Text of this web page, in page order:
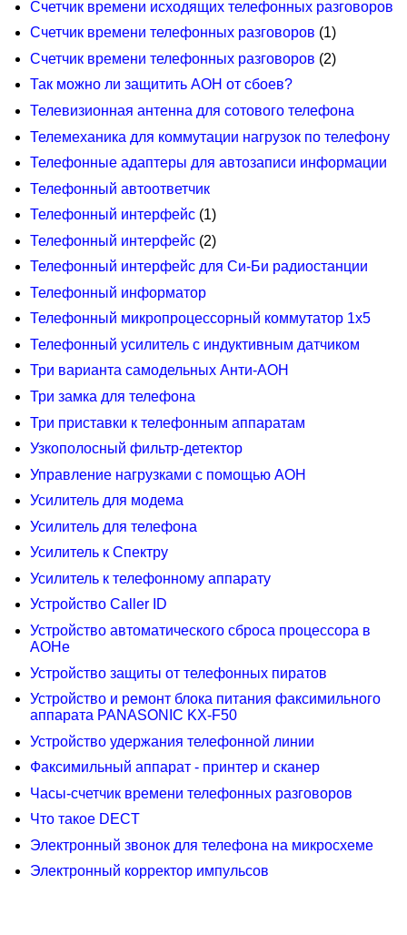
Счетчик времени исходящих телефонных разговоров
Счетчик времени телефонных разговоров (1)
Счетчик времени телефонных разговоров (2)
Так можно ли защитить АОН от сбоев?
Телевизионная антенна для сотового телефона
Телемеханика для коммутации нагрузок по телефону
Телефонные адаптеры для автозаписи информации
Телефонный автоответчик
Телефонный интерфейс (1)
Телефонный интерфейс (2)
Телефонный интерфейс для Си-Би радиостанции
Телефонный информатор
Телефонный микропроцессорный коммутатор 1х5
Телефонный усилитель с индуктивным датчиком
Три варианта самодельных Анти-АОН
Три замка для телефона
Три приставки к телефонным аппаратам
Узкополосный фильтр-детектор
Управление нагрузками с помощью АОН
Усилитель для модема
Усилитель для телефона
Усилитель к Спектру
Усилитель к телефонному аппарату
Устройство Caller ID
Устройство автоматического сброса процессора в
АОНе
Устройство защиты от телефонных пиратов
Устройство и ремонт блока питания факсимильного
аппарата PANASONIC KX-F50
Устройство удержания телефонной линии
Факсимильный аппарат - принтер и сканер
Часы-счетчик времени телефонных разговоров
Что такое DECT
Электронный звонок для телефона на микросхеме
Электронный корректор импульсов